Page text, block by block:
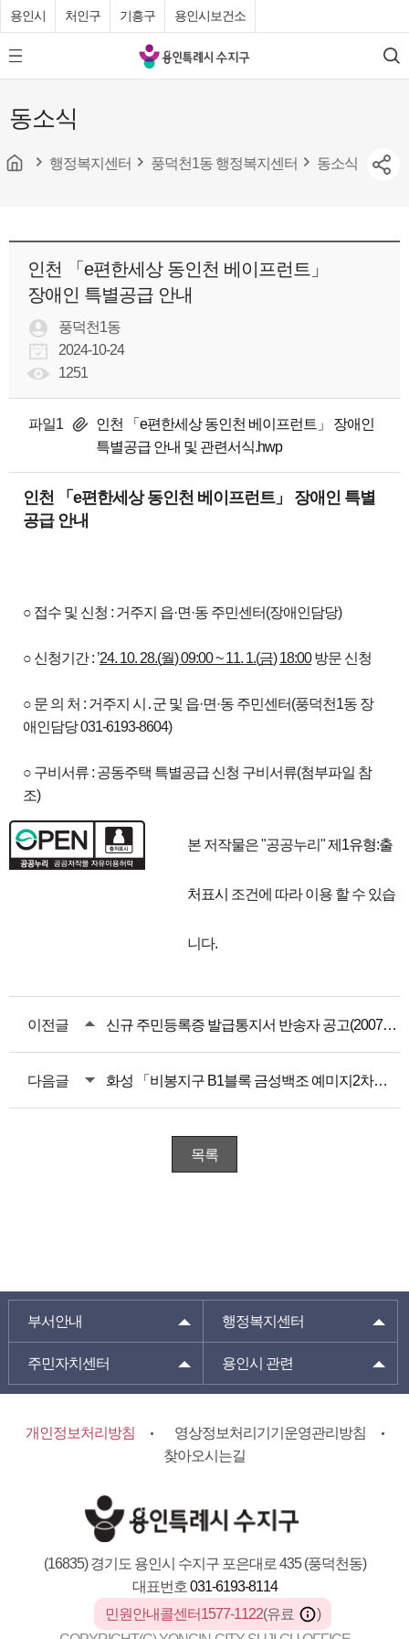
용인시 처인구 기흥구 용인시보건소
모
바
메
뉴
튼
용
인
수
청
검
색
동소식
행정복지센터 풍덕천1동 행정복지센터 동소식
인천 「e편한세상 동인천 베이프런트」
장애인 특별공급 안내
풍덕천1동
2024-10-24
1251
파일1
인천 「e편한세상 동인천 베이프런트」 장애인
특별공급 안내 및 관련서식.hwp
인천 「e편한세상 동인천 베이프런트」 장애인 특별
공급 안내
○ 접수 및 신청 : 거주지 읍·면·동 주민센터(장애인담당)
○ 신청기간 : ’24. 10. 28.(월) 09:00 ~ 11. 1.(금) 18:00방문 신청
○ 문 의 처 : 거주지 시․군 및 읍·면·동 주민센터(풍덕천1동 장
애인담당 031-6193-8604)
○ 구비서류 : 공동주택 특별공급 신청 구비서류(첨부파일 참
조)
본 저작물은 "공공누리"제1유형:출
처표시 조건에 따라 이용 할 수 있습
니다.
이전글 신규 주민등록증 발급통지서 반송자 공고(2007년 9월생)
다음글 화성 「비봉지구 B1블록 금성백조 예미지2차」 장애인 특별공급 안내
목록
부서안내 행정복지센터
주민자치센터 용인시 관련
개인정보처리방침
영상정보처리기기운영관리방침
찾아오시는길
(16835) 경기도 용인시 수지구 포은대로 435 (풍덕천동)
대표번호 031-6193-8114
민원안내콜센터1577-1122(유료
)